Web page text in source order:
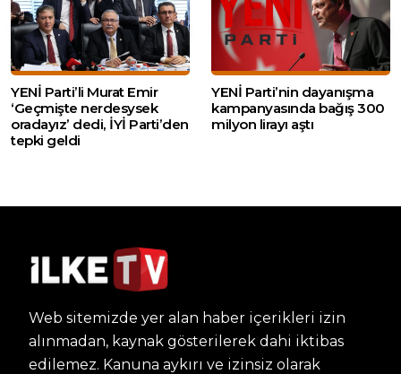
YENİ Parti’li Murat Emir
‘Geçmişte nerdesysek
oradayız’ dedi, İYİ Parti’den
tepki geldi
YENİ Parti’nin dayanışma
kampanyasında bağış 300
milyon lirayı aştı
Web sitemizde yer alan haber içerikleri izin
alınmadan, kaynak gösterilerek dahi iktibas
edilemez. Kanuna aykırı ve izinsiz olarak